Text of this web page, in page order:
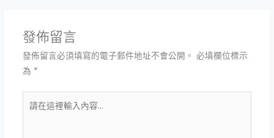
發佈留言
發佈留言必須填寫的電子郵件地址不會公開。 必填欄位標示
為 *
在